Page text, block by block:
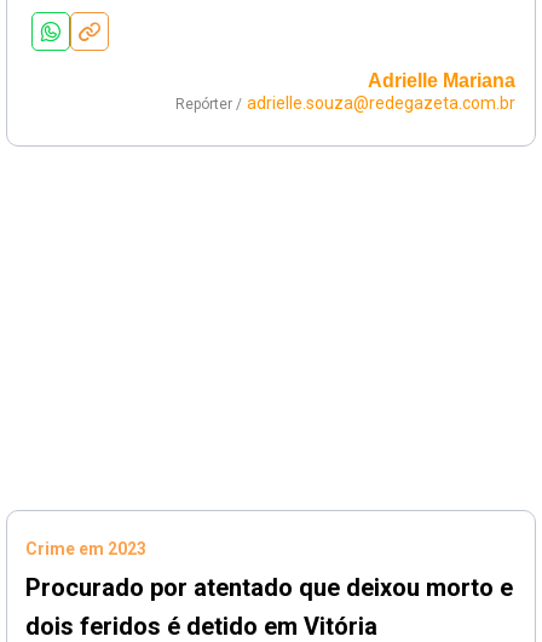
Adrielle Mariana
Repórter / adrielle.souza@redegazeta.com.br
Crime em 2023
Procurado por atentado que deixou morto e
dois feridos é detido em Vitória